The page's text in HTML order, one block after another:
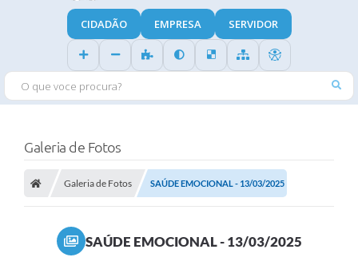
O QUE VOCE PROCURA?
CIDADÃO EMPRESA SERVIDOR
Galeria de Fotos
Galeria de Fotos SAÚDE EMOCIONAL - 13/03/2025
SAÚDE EMOCIONAL - 13/03/2025